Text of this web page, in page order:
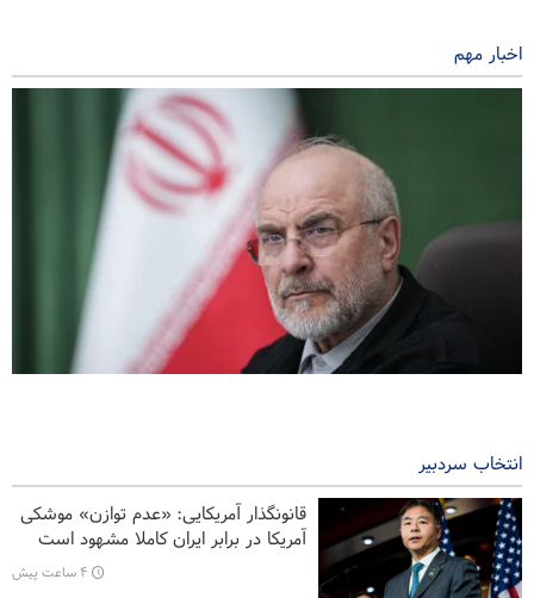
اخبار مهم
نظرسنجی رویترز: مردم آمریکا جنگ با ایران را عامل بی‌ثباتی می‌دانند
سندرز: ترامپ فاسد، آمریکا را وارد یک جنگ فاجعه بار کرده است
ضربه مغزی بیش از ۷۰۰ نظامی آمریکایی در حملات ایران
انتخاب سردبیر
قانونگذار آمریکایی: «عدم توازن» موشکی
آمریکا در برابر ایران کاملا مشهود است
۴ ساعت پیش